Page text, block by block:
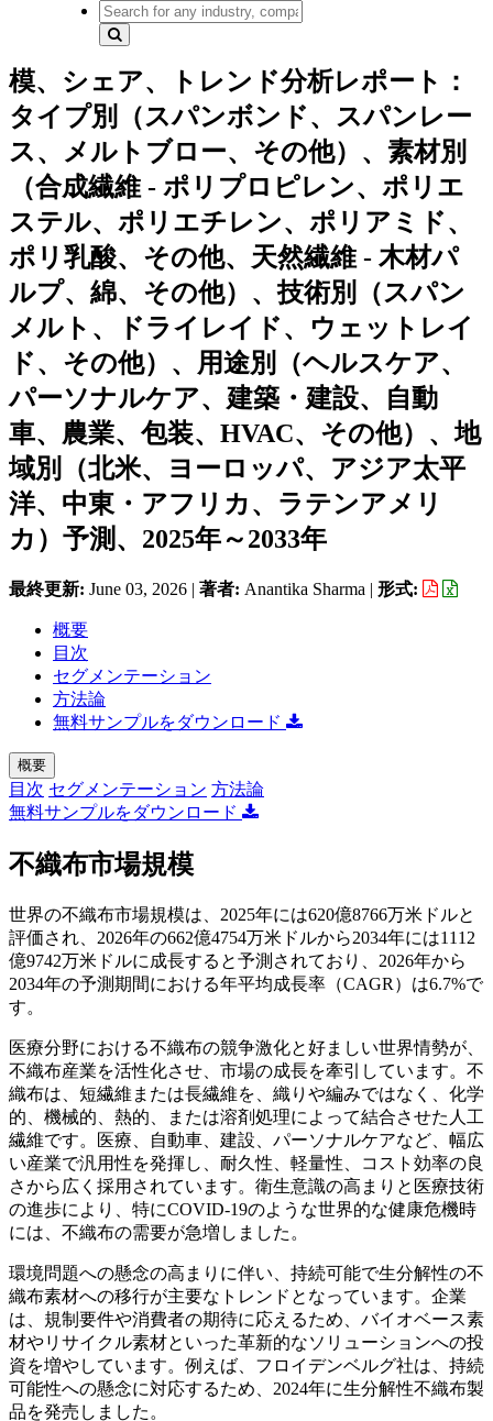
模、シェア、トレンド分析レポート：
タイプ別（スパンボンド、スパンレー
ス、メルトブロー、その他）、素材別
（合成繊維 - ポリプロピレン、ポリエ
ステル、ポリエチレン、ポリアミド、
ポリ乳酸、その他、天然繊維 - 木材パ
ルプ、綿、その他）、技術別（スパン
メルト、ドライレイド、ウェットレイ
ド、その他）、用途別（ヘルスケア、
パーソナルケア、建築・建設、自動
車、農業、包装、HVAC、その他）、地
域別（北米、ヨーロッパ、アジア太平
洋、中東・アフリカ、ラテンアメリ
カ）予測、2025年～2033年
最終更新: June 03, 2026 | 著者: Anantika Sharma | 形式:
概要
目次
セグメンテーション
方法論
無料サンプルをダウンロード
概要
目次 セグメンテーション 方法論
無料サンプルをダウンロード
不織布市場規模
世界の不織布市場規模は、2025年には620億8766万米ドルと
評価され、2026年の662億4754万米ドルから2034年には1112
億9742万米ドルに成長すると予測されており、2026年から
2034年の予測期間における年平均成長率（CAGR）は6.7%で
す。
医療分野における不織布の競争激化と好ましい世界情勢が、
不織布産業を活性化させ、市場の成長を牽引しています。不
織布は、短繊維または長繊維を、織りや編みではなく、化学
的、機械的、熱的、または溶剤処理によって結合させた人工
繊維です。医療、自動車、建設、パーソナルケアなど、幅広
い産業で汎用性を発揮し、耐久性、軽量性、コスト効率の良
さから広く採用されています。衛生意識の高まりと医療技術
の進歩により、特にCOVID-19のような世界的な健康危機時
には、不織布の需要が急増しました。
環境問題への懸念の高まりに伴い、持続可能で生分解性の不
織布素材への移行が主要なトレンドとなっています。企業
は、規制要件や消費者の期待に応えるため、バイオベース素
材やリサイクル素材といった革新的なソリューションへの投
資を増やしています。例えば、フロイデンベルグ社は、持続
可能性への懸念に対応するため、2024年に生分解性不織布製
品を発売しました。